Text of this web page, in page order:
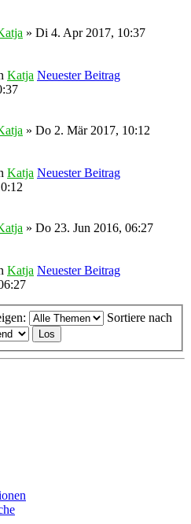
» Di 4. Apr 2017, 10:37
Katja Neuester Beitrag
» Do 2. Mär 2017, 10:12
Katja Neuester Beitrag
» Do 23. Jun 2016, 06:27
Katja Neuester Beitrag
Sortiere nach